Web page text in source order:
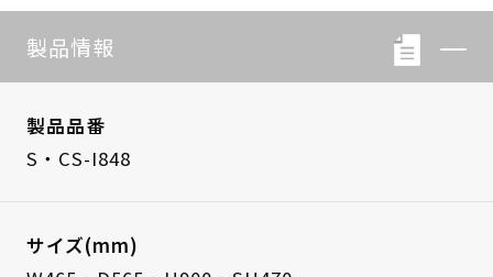
製品情報
製品品番
S・CS-I848
サイズ(mm)